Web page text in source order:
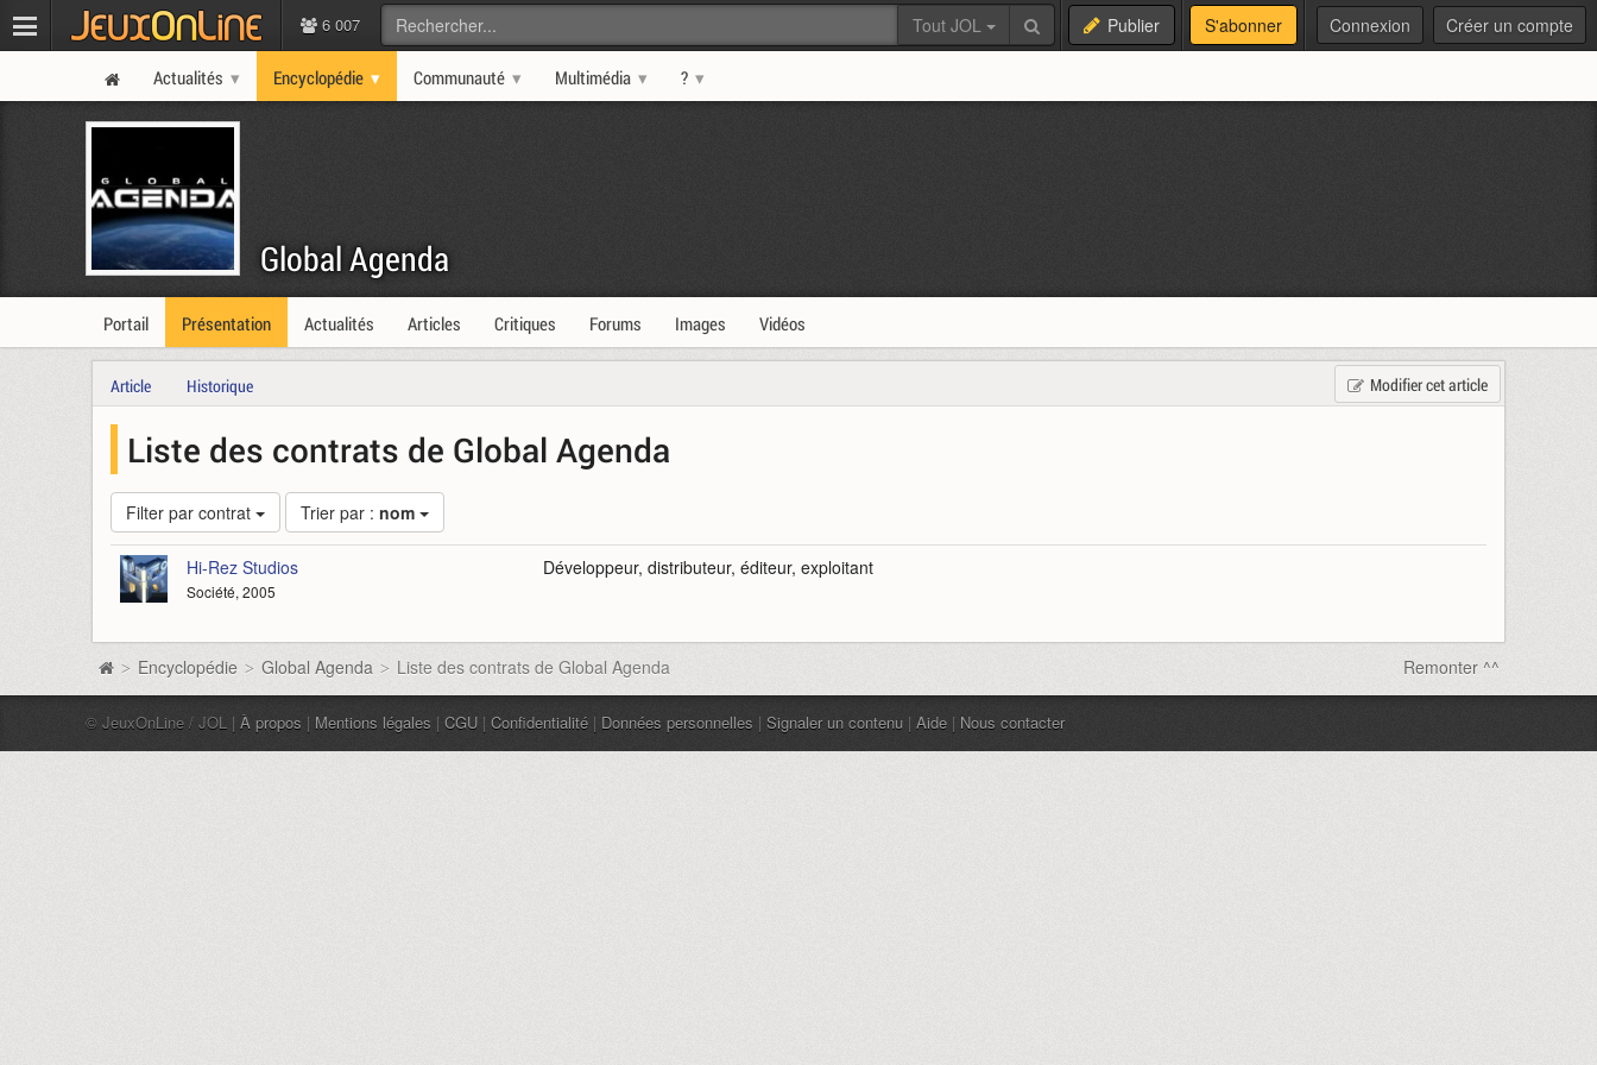
6 007 Tout JOL Publier S'abonner Connexion Créer un compte
Actualités Encyclopédie Communauté Multimédia ?
Global Agenda
Portail Présentation Actualités Articles Critiques Forums Images Vidéos
Modifier cet article
Article Historique
Liste des contrats de Global Agenda
Filter par contrat Trier par : nom
Hi-Rez Studios
Société, 2005
Développeur, distributeur, éditeur, exploitant
Remonter ^^
> Encyclopédie > Global Agenda > Liste des contrats de Global Agenda
© JeuxOnLine / JOL | À propos | Mentions légales | CGU | Confidentialité | Données personnelles | Signaler un contenu | Aide | Nous contacter